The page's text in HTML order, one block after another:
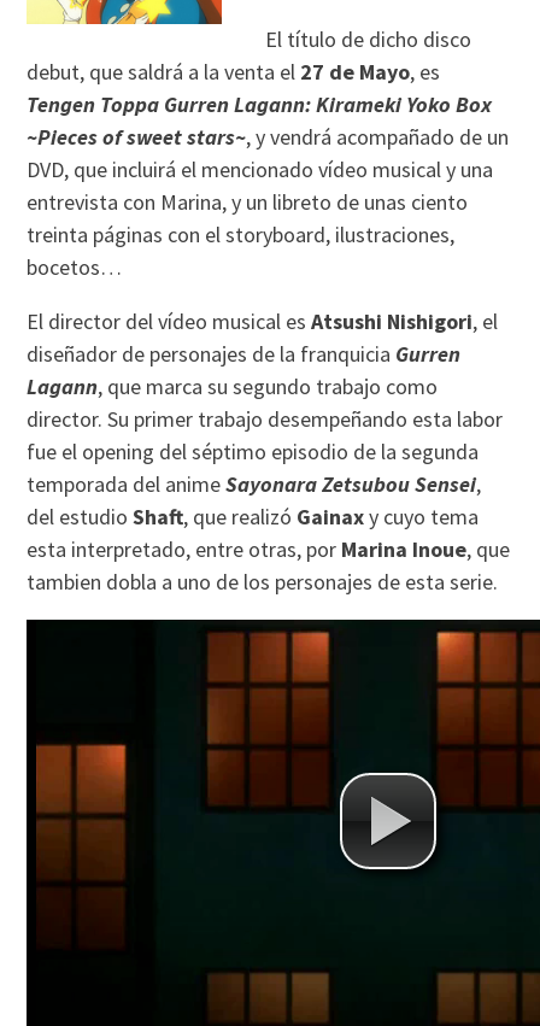
El título de dicho disco
debut, que saldrá a la venta el 27 de Mayo, es
Tengen Toppa Gurren Lagann: Kirameki Yoko Box
~Pieces of sweet stars~, y vendrá acompañado de un
DVD, que incluirá el mencionado vídeo musical y una
entrevista con Marina, y un libreto de unas ciento
treinta páginas con el storyboard, ilustraciones,
bocetos…
El director del vídeo musical esAtsushi Nishigori, el
diseñador de personajes de la franquicia Gurren
Lagann, que marca su segundo trabajo como
director. Su primer trabajo desempeñando esta labor
fue el opening del séptimo episodio de la segunda
temporada del animeSayonara Zetsubou Sensei,
del estudio Shaft, que realizó Gainaxy cuyo tema
esta interpretado, entre otras, por Marina Inoue, que
tambien dobla a uno de los personajes de esta serie.